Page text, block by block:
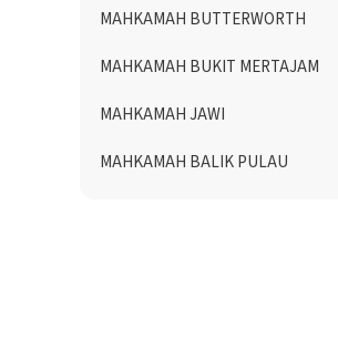
MAHKAMAH BUTTERWORTH
MAHKAMAH BUKIT MERTAJAM
MAHKAMAH JAWI
MAHKAMAH BALIK PULAU